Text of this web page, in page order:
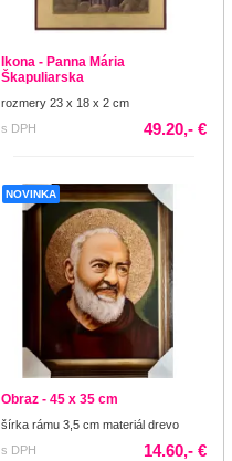
Ikona - Panna Mária
Škapuliarska
rozmery 23 x 18 x 2 cm
s DPH
49.20,- €
NOVINKA
Obraz - 45 x 35 cm
šírka rámu 3,5 cm materiál drevo
s DPH
14.60,- €